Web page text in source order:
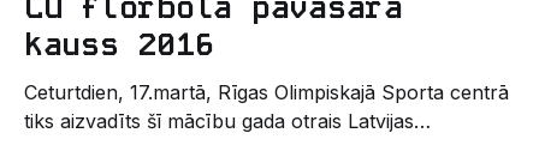
LU florbola pavasara
kauss 2016
Ceturtdien, 17.martā, Rīgas Olimpiskajā Sporta centrā
tiks aizvadīts šī mācību gada otrais Latvijas